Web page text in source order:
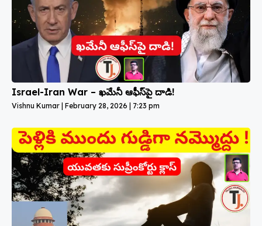
Israel-Iran War – ఖమేనీ ఆఫీస్‌పై దాడి!
Vishnu Kumar February 28, 2026 7:23 pm